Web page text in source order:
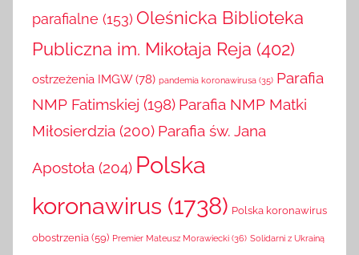
parafialne (153) Oleśnicka Biblioteka
Publiczna im. Mikołaja Reja (402)
ostrzeżenia IMGW(78) pandemia koronawirusa (35) Parafia
NMP Fatimskiej (198) Parafia NMP Matki
Miłosierdzia (200) Parafia św. Jana
Apostoła (204) Polska
koronawirus (1738) Polska koronawirus
obostrzenia(59) Premier Mateusz Morawiecki (36) Solidarni z Ukrainą